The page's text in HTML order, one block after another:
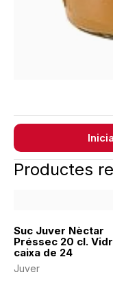
Productes
Suc Juver Nèctar
Préssec 20 cl.
caixa de 24
Juver